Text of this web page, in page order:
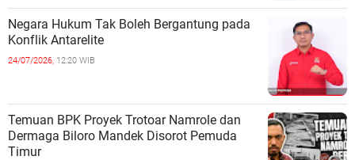
Negara Hukum Tak Boleh Bergantung pada
Konflik Antarelite
24/07/2026, 12:20 WIB
Temuan BPK Proyek Trotoar Namrole dan
Dermaga Biloro Mandek Disorot Pemuda
Timur